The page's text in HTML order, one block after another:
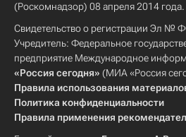
(Роскомнадзор) 08 апреля 2014 года.
Свидетельство о регистрации Эл №
Учредитель: Федеральное
предприятие Международное
«Россия сегодня» (МИА «Россия
Правила использования
Политика конфиденциальности
Правила применения